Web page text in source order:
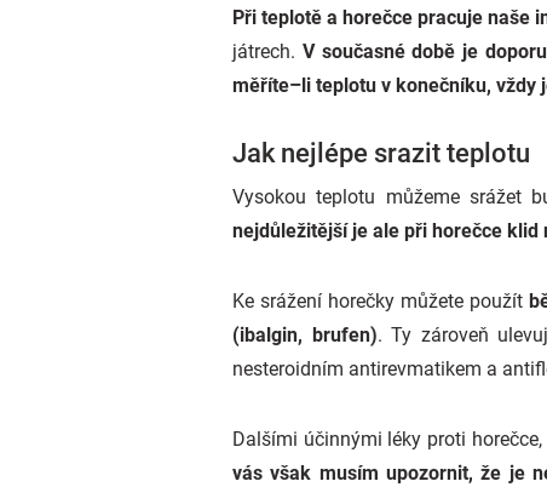
Při teplotě a horečce pracuje naše
játrech. V současné době je
měříte–li teplotu v konečníku, vždy
Jak nejlépe srazit teplotu
Vysokou teplotu můžeme srážet
nejdůležitější je ale při horečce
Ke srážení horečky můžete použít
(ibalgin, brufen). Ty zároveň
nesteroidním antirevmatikem a
Dalšími účinnými léky proti
vás však musím upozornit, že je